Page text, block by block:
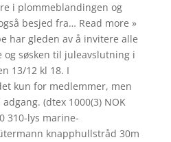
i plommeblandingen og
besjed fra… Read more »
har gleden av å invitere alle
søsken til juleavslutning i
13/12 kl 18. I
kun for medlemmer, men
(dtex 1000(3) NOK
310-lys marine-
knapphullstråd 30m